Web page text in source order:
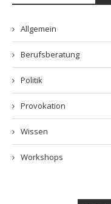
Allgemein
Berufsberatung
Politik
Provokation
Wissen
Workshops